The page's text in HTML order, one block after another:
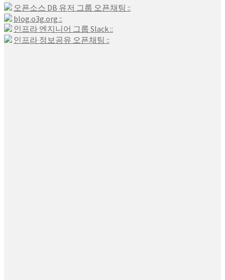
오픈소스 DB 유저 그룹 오픈채팅 ::
blog.o3g.org ::
인프라 엔지니어 그룹 Slack ::
인프라 정보공유 오픈채팅 ::